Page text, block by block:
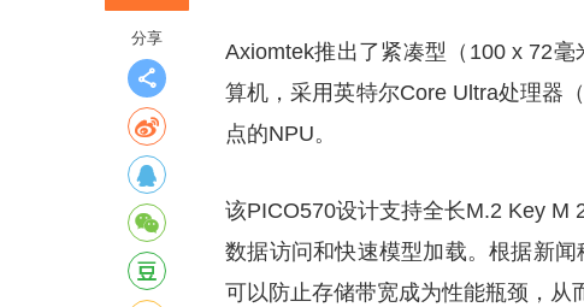
分享
Axiomtek推出了紧凑型（100 x 72
算机，采用英特尔Core Ultra处理器
点的NPU。
该PICO570设计支持全长M.2 Key M
数据访问和快速模型加载。根据新
可以防止存储带宽成为性能瓶颈，从